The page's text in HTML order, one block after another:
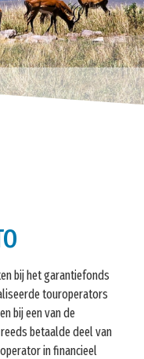
bij het garantiefonds
touroperators
bij een van de
betaalde deel van
in financieel